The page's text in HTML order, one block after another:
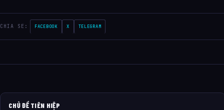
CHIA SE: FACEBOOK X TELEGRAM
CHỦ ĐỀ TIÊN HIỆP